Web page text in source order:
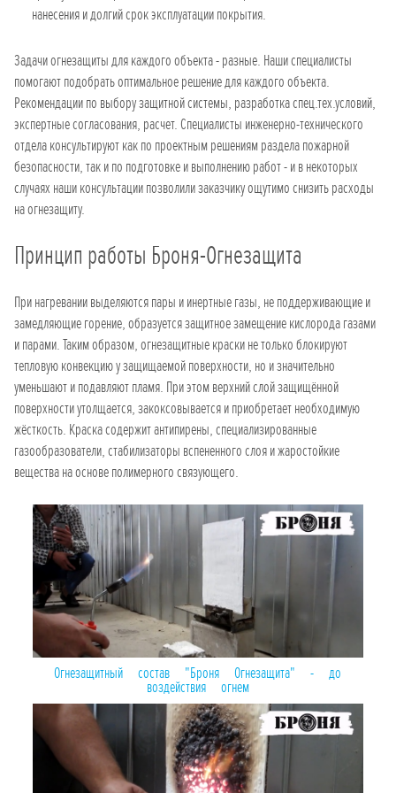
нанесения и долгий срок эксплуатации покрытия.
Задачи огнезащиты для каждого объекта - разные. Наши специалисты
помогают подобрать оптимальное решение для каждого объекта.
Рекомендации по выбору защитной системы, разработка спец.тех.условий,
экспертные согласования, расчет. Специалисты инженерно-технического
отдела консультируют как по проектным решениям раздела пожарной
безопасности, так и по подготовке и выполнению работ - и в некоторых
случаях наши консультации позволили заказчику ощутимо снизить расходы
на огнезащиту.
Принцип работы Броня-Огнезащита
При нагревании выделяются пары и инертные газы, не поддерживающие и
замедляющие горение, образуется защитное замещение кислорода газами
и парами. Таким образом, огнезащитные краски не только блокируют
тепловую конвекцию у защищаемой поверхности, но и значительно
уменьшают и подавляют пламя. При этом верхний слой защищённой
поверхности утолщается, закоксовывается и приобретает необходимую
жёсткость. Краска содержит антипирены, специализированные
газообразователи, стабилизаторы вспененного слоя и жаростойкие
вещества на основе полимерного связующего.
Огнезащитный состав "Броня Огнезащита" - до
воздействия огнем